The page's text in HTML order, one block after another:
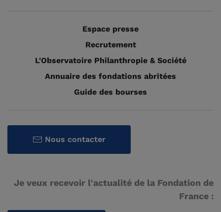
Espace presse
Recrutement
L'Observatoire Philanthropie & Société
Annuaire des fondations abritées
Guide des bourses
Nous contacter
Je veux recevoir l'actualité de la Fondation de
France :